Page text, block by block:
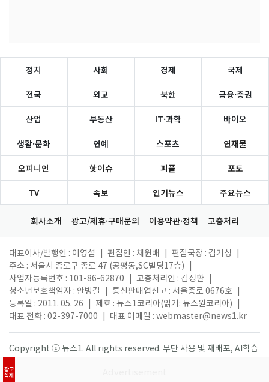
광고
삭제
정치 사회 경제 국제
전국 외교 북한 금융·증권
산업 부동산 IT·과학 바이오
생활·문화 연예 스포츠 연재물
오피니언 핫이슈 피플 포토
TV 속보 인기뉴스 주요뉴스
회사소개 광고/제휴·구매문의 이용약관·정책 고충처리
대표이사/발행인 : 이영섭 편집인 : 채원배 편집국장 : 김기성
주소 : 서울시 종로구 종로 47 (공평동,SC빌딩17층)
사업자등록번호 : 101-86-62870
고충처리인 : 김성환
청소년보호책임자 : 안병길
통신판매업신고 : 서울종로 0676호
등록일 : 2011. 05. 26
제호 : 뉴스1코리아(읽기: 뉴스원코리아)
대표 전화 : 02-397-7000
대표 이메일 : webmaster@news1.kr
Copyright ⓒ 뉴스1. All rights reserved. 무단 사용 및 재배포, AI학습
활용 금지.